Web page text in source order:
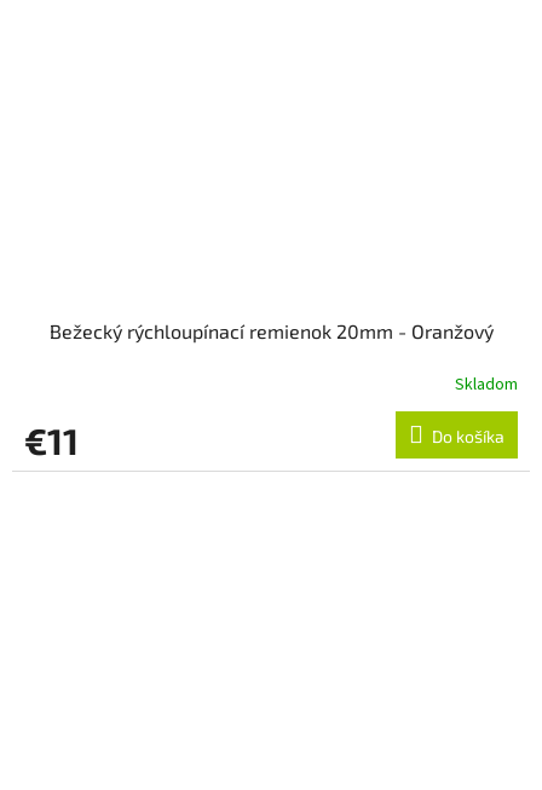
Bežecký rýchloupínací remienok 20mm - Oranžový
Skladom
€11 Do košíka